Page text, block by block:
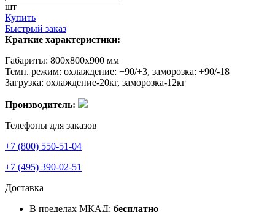
шт
Купить
Быстрый заказ
Краткие характеристики:
Габариты: 800х800х900 мм
Темп. режим: охлаждение: +90/+3, заморозка: +90/-18
Загрузка: охлаждение-20кг, заморозка-12кг
Производитель:
Телефоны для заказов
+7 (800) 550-51-04
+7 (495) 390-02-51
Доставка
В пределах МКАД: бесплатно